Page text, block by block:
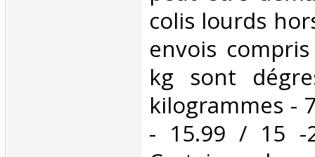
colis lourds
envois
kg sont
kilogrammes -
- 15.99 / 15 -